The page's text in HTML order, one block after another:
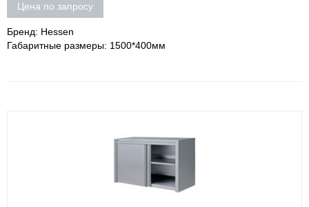
Цена по запросу
Бренд: Hessen
Габаритные размеры: 1500*400мм